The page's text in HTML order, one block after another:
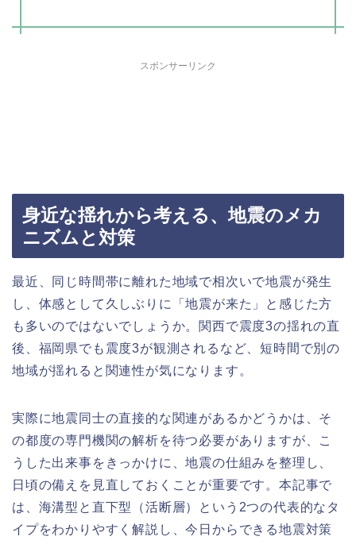
スポンサーリンク
身近な揺れから考える、地震のメカ
ニズムと対策
最近、同じ時間帯に離れた地域で相次いで地震が発生
し、体感として久しぶりに「地震が来た」と感じた方
も多いのではないでしょうか。関西で震度3の揺れの直
後、福岡県でも震度3が観測されるなど、短時間で別の
地域が揺れると関連性が気になります。
実際に地震同士の直接的な関連があるかどうかは、そ
の都度の専門機関の解析を待つ必要がありますが、こ
うした出来事をきっかけに、地震の仕組みを整理し、
日頃の備えを見直しておくことが重要です。本記事で
は、海溝型と直下型（活断層）という2つの代表的なタ
イプをわかりやすく解説し、今日からできる地震対策